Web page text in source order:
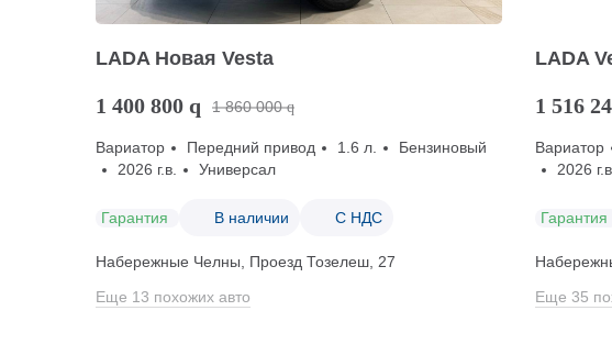
LADA Новая Vesta
1 400 800 q 1 860 000 q
Вариатор Передний привод 1.6 л.
Бензиновый
2026 г.в.
Универсал
Гарантия В наличии С НДС
Набережные Челны, Проезд ​Тозелеш, 27
Еще 13 похожих авто
LADA
1 516
Вариатор
2026
Гарантия
Еще 35